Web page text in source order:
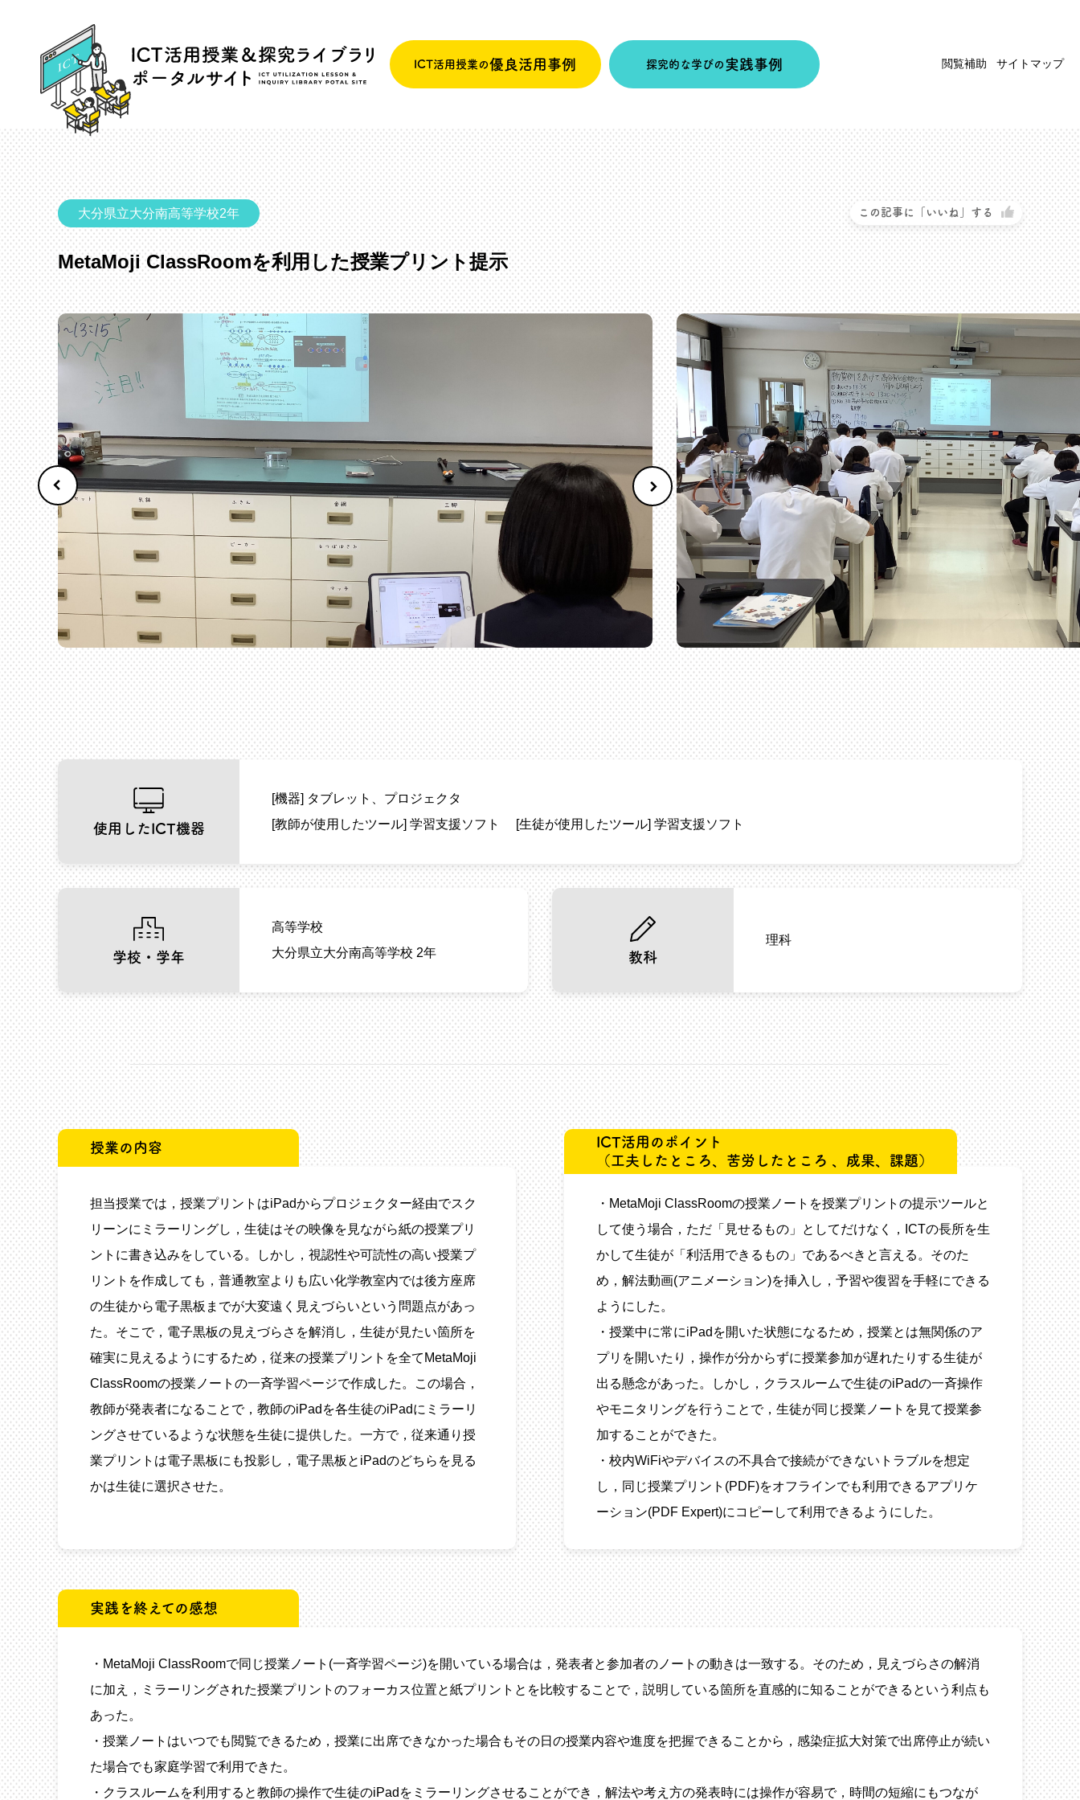
ICT活用授業の優良活用事例 探究的な学びの 実践事例 閲覧補助 サイトマップ
大分県立大分南高等学校2年 この記事に「いいね」する
MetaMoji ClassRoomを利用した授業プリント提示
使用したICT機器
[機器] タブレット
プロジェクタ
[教師が使用したツール] 学習支援ソフト [生徒が使用したツール] 学習支援ソフト
学校・学年
高等学校
大分県立大分南高等学校 2年
教科
理科
授業の内容
担当授業では，授業プリントはiPadからプロジェクター経由でスク
リーンにミラーリングし，生徒はその映像を見ながら紙の授業プリ
ントに書き込みをしている。しかし，視認性や可読性の高い授業プ
リントを作成しても，普通教室よりも広い化学教室内では後方座席
の生徒から電子黒板までが大変遠く見えづらいという問題点があっ
た。そこで，電子黒板の見えづらさを解消し，生徒が見たい箇所を
確実に見えるようにするため，従来の授業プリントを全てMetaMoji
ClassRoomの授業ノートの一斉学習ページで作成した。この場合，
教師が発表者になることで，教師のiPadを各生徒のiPadにミラーリ
ングさせているような状態を生徒に提供した。一方で，従来通り授
業プリントは電子黒板にも投影し，電子黒板とiPadのどちらを見る
かは生徒に選択させた。
ICT活用のポイント
（工夫したところ、苦労したところ 、成果、課題）
・MetaMoji ClassRoomの授業ノートを授業プリントの提示ツールと
して使う場合，ただ「見せるもの」としてだけなく，ICTの長所を生
かして生徒が「利活用できるもの」であるべきと言える。そのた
め，解法動画(アニメーション)を挿入し，予習や復習を手軽にできる
ようにした。
・授業中に常にiPadを開いた状態になるため，授業とは無関係のア
プリを開いたり，操作が分からずに授業参加が遅れたりする生徒が
出る懸念があった。しかし，クラスルームで生徒のiPadの一斉操作
やモニタリングを行うことで，生徒が同じ授業ノートを見て授業参
加することができた。
・校内WiFiやデバイスの不具合で接続ができないトラブルを想定
し，同じ授業プリント(PDF)をオフラインでも利用できるアプリケ
ーション(PDF Expert)にコピーして利用できるようにした。
実践を終えての感想
・MetaMoji ClassRoomで同じ授業ノート(一斉学習ページ)を開いている場合は，発表者と参加者のノートの動きは一致する。そのため，見えづらさの解消
に加え，ミラーリングされた授業プリントのフォーカス位置と紙プリントとを比較することで，説明している箇所を直感的に知ることができるという利点も
あった。
・授業ノートはいつでも閲覧できるため，授業に出席できなかった場合もその日の授業内容や進度を把握できることから，感染症拡大対策で出席停止が続い
た場合でも家庭学習で利用できた。
・クラスルームを利用すると教師の操作で生徒のiPadをミラーリングさせることができ，解法や考え方の発表時には操作が容易で，時間の短縮にもつなが